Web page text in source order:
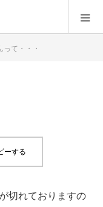
って・・・
ーする
切れておりますの